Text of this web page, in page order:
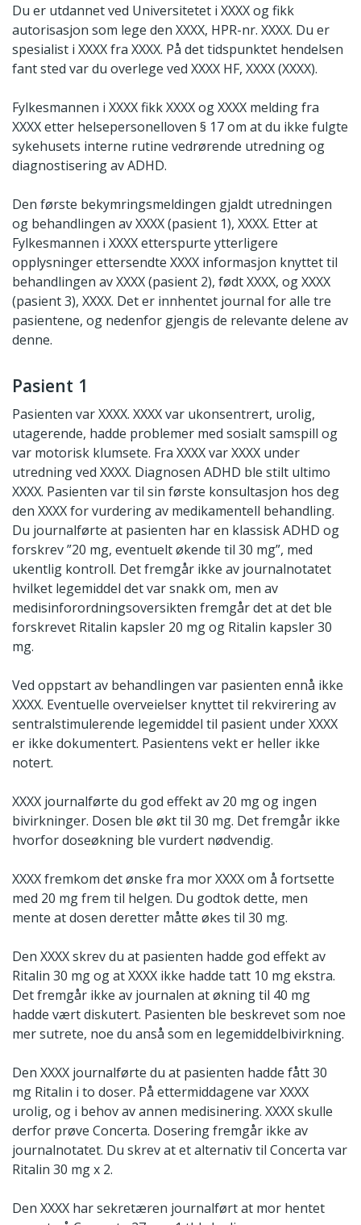
Du er utdannet ved Universitetet i XXXX og fikk
autorisasjon som lege den XXXX, HPR-nr. XXXX. Du er
spesialist i XXXX fra XXXX. På det tidspunktet hendelsen
fant sted var du overlege ved XXXX HF, XXXX (XXXX).
Fylkesmannen i XXXX fikk XXXX og XXXX melding fra
XXXX etter helsepersonelloven § 17 om at du ikke fulgte
sykehusets interne rutine vedrørende utredning og
diagnostisering av ADHD.
Den første bekymringsmeldingen gjaldt utredningen
og behandlingen av XXXX (pasient 1), XXXX. Etter at
Fylkesmannen i XXXX etterspurte ytterligere
opplysninger ettersendte XXXX informasjon knyttet til
behandlingen av XXXX (pasient 2), født XXXX, og XXXX
(pasient 3), XXXX. Det er innhentet journal for alle tre
pasientene, og nedenfor gjengis de relevante delene av
denne.
Pasient 1
Pasienten var XXXX. XXXX var ukonsentrert, urolig,
utagerende, hadde problemer med sosialt samspill og
var motorisk klumsete. Fra XXXX var XXXX under
utredning ved XXXX. Diagnosen ADHD ble stilt ultimo
XXXX. Pasienten var til sin første konsultasjon hos deg
den XXXX for vurdering av medikamentell behandling.
Du journalførte at pasienten har en klassisk ADHD og
forskrev ”20 mg, eventuelt økende til 30 mg”, med
ukentlig kontroll. Det fremgår ikke av journalnotatet
hvilket legemiddel det var snakk om, men av
medisinforordningsoversikten fremgår det at det ble
forskrevet Ritalin kapsler 20 mg og Ritalin kapsler 30
mg.
Ved oppstart av behandlingen var pasienten ennå ikke
XXXX. Eventuelle overveielser knyttet til rekvirering av
sentralstimulerende legemiddel til pasient under XXXX
er ikke dokumentert. Pasientens vekt er heller ikke
notert.
XXXX journalførte du god effekt av 20 mg og ingen
bivirkninger. Dosen ble økt til 30 mg. Det fremgår ikke
hvorfor doseøkning ble vurdert nødvendig.
XXXX fremkom det ønske fra mor XXXX om å fortsette
med 20 mg frem til helgen. Du godtok dette, men
mente at dosen deretter måtte økes til 30 mg.
Den XXXX skrev du at pasienten hadde god effekt av
Ritalin 30 mg og at XXXX ikke hadde tatt 10 mg ekstra.
Det fremgår ikke av journalen at økning til 40 mg
hadde vært diskutert. Pasienten ble beskrevet som noe
mer sutrete, noe du anså som en legemiddelbivirkning.
Den XXXX journalførte du at pasienten hadde fått 30
mg Ritalin i to doser. På ettermiddagene var XXXX
urolig, og i behov av annen medisinering. XXXX skulle
derfor prøve Concerta. Dosering fremgår ikke av
journalnotatet. Du skrev at et alternativ til Concerta var
Ritalin 30 mg x 2.
Den XXXX har sekretæren journalført at mor hentet